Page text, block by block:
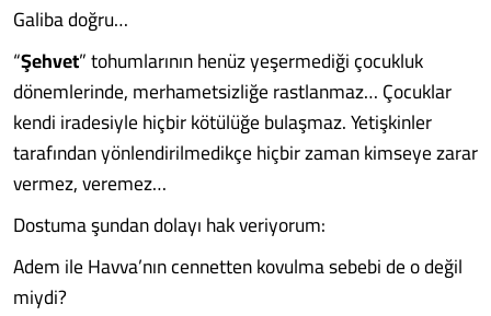
Galiba doğru…
“Şehvet” tohumlarının henüz yeşermediği çocukluk
dönemlerinde, merhametsizliğe rastlanmaz… Çocuklar
kendi iradesiyle hiçbir kötülüğe bulaşmaz. Yetişkinler
tarafından yönlendirilmedikçe hiçbir zaman kimseye zarar
vermez, veremez…
Dostuma şundan dolayı hak veriyorum:
Adem ile Havva’nın cennetten kovulma sebebi de o değil
miydi?